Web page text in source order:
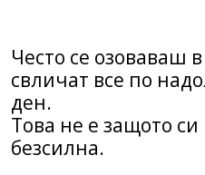
Често се озоваваш
свличат все по
ден.
Това не е защото
безсилна.